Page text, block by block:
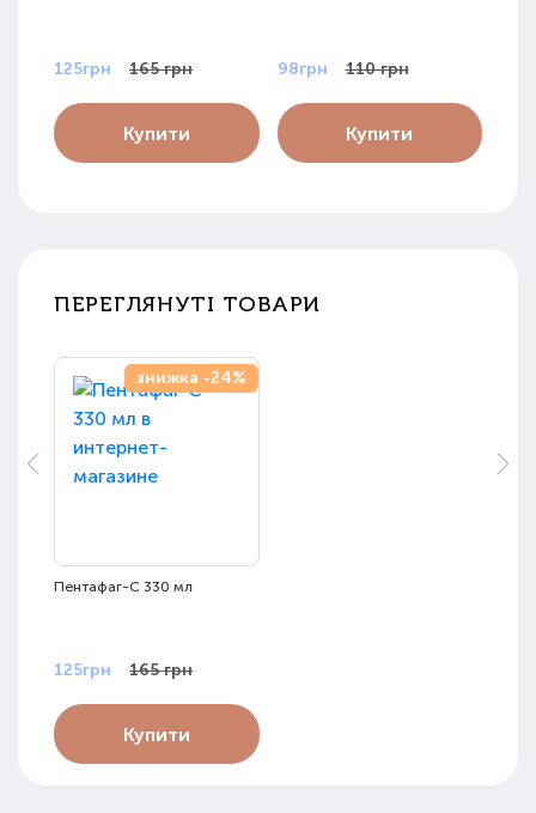
125грн 165 грн
Купити
98грн 110 грн
Купити
ПЕРЕГЛЯНУТІ ТОВАРИ
знижка -24%
Пентафаг-С 330 мл
125грн 165 грн
Купити